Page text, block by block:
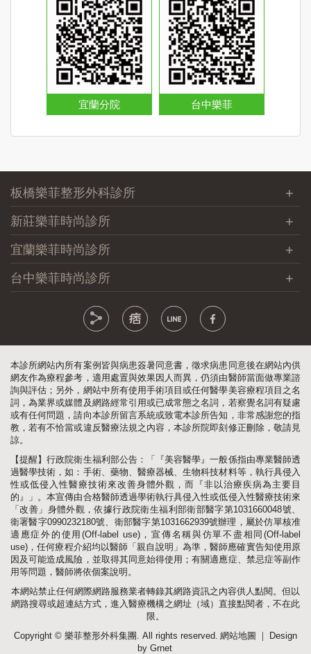
宜蘭分院 台中樂菲
板橋樂菲整形外科診所
新莊樂菲時尚診所
宜蘭樂菲時尚診所
台中樂菲時尚診所
本診所網站內所有案例皆與病患簽暑同意書，徵求病患同意後在網站內供
網友作為療程參考，適用處置與效果因人而異，仍須由醫師當面做專業諮
詢與評估；另外，網站中所有使用手術項目或任何醫學美容療程項目之名
詞，為業界或媒體及網路經常引用或已成常態之名詞，若察覺名詞有疑慮
或有任何問題，請向本診所留言系統或致電本診所告知，非常感謝您的指
教，若有不恰當或違反醫療法規之內容，本診所院即刻修正刪除，敬請見
諒。
【提醒】行政院衛生福利部公告：「『美容醫學』一般係指由專業醫師透
過醫學技術，如：手術、藥物、醫療器械、生物科技材料等，執行具侵入
性或低侵入性醫療技術來改善身體外觀，而『非以治療疾病為主要目
的』」。本宣傳由合格醫師透過學術執行具侵入性或低侵入性醫療技術來
「改善」身體外觀，依據行政院衛生福利部衛部醫字第1031660048號、
衛署醫字0990232180號、衛部醫字第1031662939號辦理，屬於仿單核准
適應症外的使用(Off-label use)，宣傳名稱與仿單不盡相同(Off-label
use)，任何療程介紹均以醫師「親自說明」為準，醫師應確實告知使用原
因及可能造成風險，並取得其同意始得使用；有關適應症、禁忌症等副作
用等問題，醫師將依個案說明。
本網站禁止任何網際網路服務業者轉錄其網路資訊之內容供人點閱。但以
網路搜尋或超連結方式，進入醫療機構之網址（域）直接點閱者，不在此
限。
Copyright © 樂菲整形外科集團. All rights reserved. 網站地圖 ｜
Design
by Grnet